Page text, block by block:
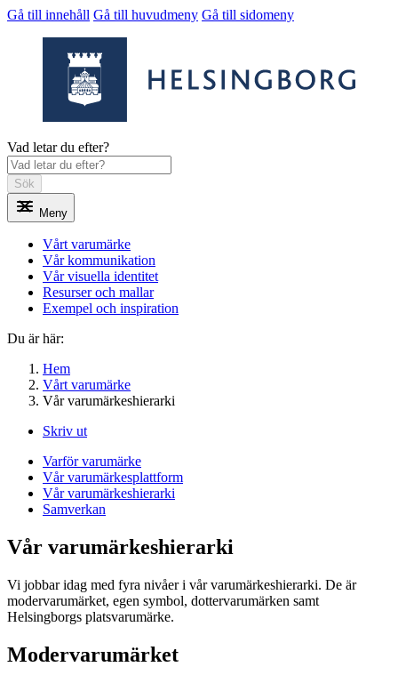
Gå till innehåll Gå till huvudmeny Gå till sidomeny
Vad letar du efter?
Sök
Meny
Vårt varumärke
Vår kommunikation
Vår visuella identitet
Resurser och mallar
Exempel och inspiration
Du är här:
Hem
Vårt varumärke
Vår varumärkeshierarki
Skriv ut
Varför varumärke
Vår varumärkesplattform
Vår varumärkeshierarki
Samverkan
Vår varumärkeshierarki
Vi jobbar idag med fyra nivåer i vår varumärkeshierarki. De är
modervarumärket, egen symbol, dottervarumärken samt
Helsingborgs platsvarumärke.
Modervarumärket